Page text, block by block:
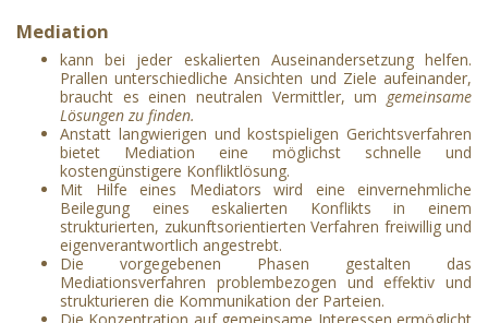
Mediation
kann bei jeder eskalierten Auseinandersetzung helfen.
Prallen unterschiedliche Ansichten und Ziele aufeinander,
braucht es einen neutralen Vermittler, um gemeinsame
Lösungen zu finden.
Anstatt langwierigen und kostspieligen Gerichtsverfahren
bietet Mediation eine möglichst schnelle und
kostengünstigere Konfliktlösung.
Mit Hilfe eines Mediators wird eine einvernehmliche
Beilegung eines eskalierten Konflikts in einem
strukturierten, zukunftsorientierten Verfahren freiwillig und
eigenverantwortlich angestrebt.
Die vorgegebenen Phasen gestalten das
Mediationsverfahren problembezogen und effektiv und
strukturieren die Kommunikation der Parteien.
Die Konzentration auf gemeinsame Interessen ermöglicht